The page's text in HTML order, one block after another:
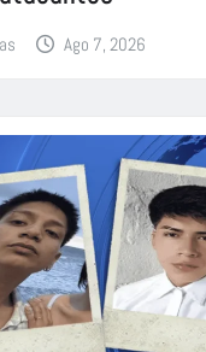
Ago 7, 2026